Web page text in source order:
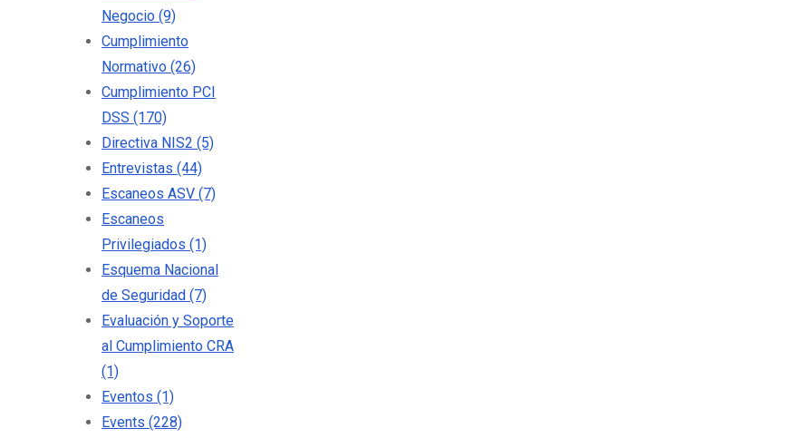
Negocio (9)
Cumplimiento
Normativo (26)
Cumplimiento PCI
DSS (170)
Directiva NIS2 (5)
Entrevistas (44)
Escaneos ASV (7)
Escaneos
Privilegiados (1)
Esquema Nacional
de Seguridad (7)
Evaluación y Soporte
al Cumplimiento CRA
(1)
Eventos (1)
Events (228)